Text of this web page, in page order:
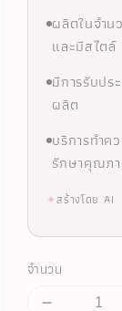
ผลิตในจำน
และมีสไตล์
มีการรับปร
ผลิต
บริการทำค
รักษาคุณภ
✦สร้างโดย AI
จำนวน